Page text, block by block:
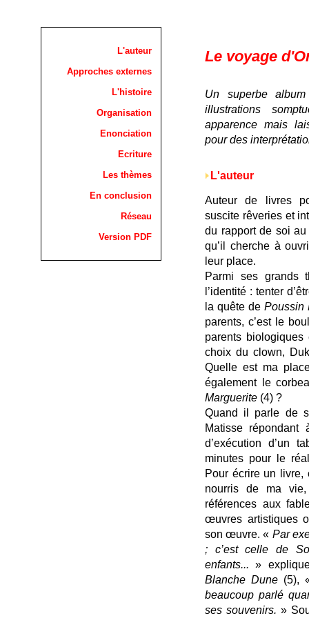
Le voyage
Un superbe
illustrations
apparence mais
pour des
L'auteur
Auteur de livres
suscite rêveries et
du rapport de soi
qu’il cherche à
leur place.
Parmi ses grands
l’identité : tenter
la quête dePoussin
parents, c’est le
parents
choix du clown,
Quelle est ma
également le
Marguerite (4) ?
Quand il parle de
Matisse
d’exécution d’un
minutes pour le
Pour écrire un livre,
nourris de ma
références aux
œuvres artistiques
son œuvre. « Par
; c’est celle de
enfants...»
Blanche Dune(5),
beaucoup parlé
ses souvenirs. »
L'auteur
Approches externes
L'histoire
Organisation
Enonciation
Ecriture
Les thèmes
En conclusion
Réseau
Version PDF